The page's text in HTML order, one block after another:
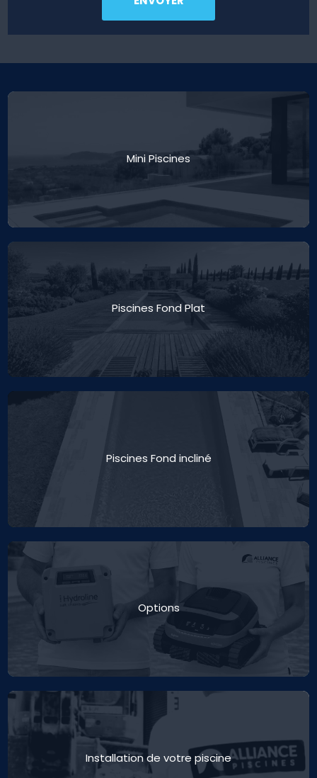
Mini Piscines
Piscines Fond Plat
Piscines Fond incliné
Options
Installation de votre piscine